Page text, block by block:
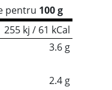
pentru 100 g
255 kj / 61 kCal
3.6 g
2.4 g